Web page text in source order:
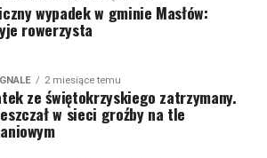
wypadek w gminie Masłów:
rowerzysta
2 miesiące temu
ze świętokrzyskiego zatrzymany.
w sieci groźby na tle